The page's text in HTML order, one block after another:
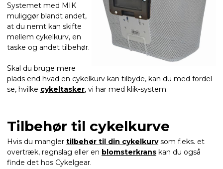
Systemet med MIK
muliggør blandt andet,
at du nemt kan skifte
mellem cykelkurv, en
taske og andet tilbehør.
Skal du bruge mere
plads end hvad en cykelkurv kan tilbyde, kan du med fordel
se, hvilke cykeltasker, vi har med klik-system.
Tilbehør til cykelkurve
Hvis du mangler tilbehør til din cykelkurvsom f.eks. et
overtræk, regnslag eller en blomsterkrans kan du også
finde det hos Cykelgear.